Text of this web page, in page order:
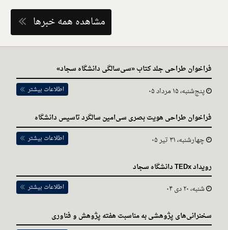
مشاهده همه خبرها
فراخوان طراحی جلد کتاب «سی‌سالگی دانشگاه سجاد»
پنج‌شنبه، ۱۵ مرداد ۰۵
اطلاعات بیشتر
فراخوان طراحی هویت بصری سی‌امین سالگرد تاسیس دانشگاه
چهارشنبه، ۳۱ تیر ۰۵
اطلاعات بیشتر
رویداد TEDx دانشگاه سجاد
شنبه، ۲۰ دی ۰۴
اطلاعات بیشتر
سخنرانی‌های پژوهشی به مناسبت هفته پژوهش و فناوری